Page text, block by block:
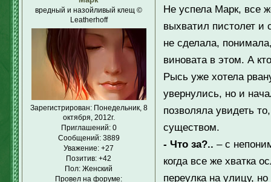
вредный и назойливый клещ ©
Leatherhoff
Зарегистрирован: Понедельник, 8
октября, 2012г.
Приглашений:0
Сообщений:3889
Уважение: +27
Позитив: +42
Пол: Женский
Провел на форуме:
Не успела Марк, все
выхватил пистолет и
не сделала,
виновата в этом. А
Рысь уже хотела
увернулись, но и
позволяла увидеть
существом.
- Что за?.. – с
когда все же хватка
переулка на улицу,